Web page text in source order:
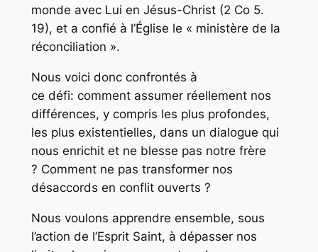
monde avec Lui en Jésus-Christ (2 Co 5.
19), et a confié à l’Église le « ministère de la
réconciliation ».
Nous voici donc confrontés à
ce défi: comment assumer réellement nos
différences, y compris les plus profondes,
les plus existentielles, dans un dialogue qui
nous enrichit et ne blesse pas notre frère
? Comment ne pas transformer nos
désaccords en conflit ouverts ?
Nous voulons apprendre ensemble, sous
l’action de l’Esprit Saint, à dépasser nos